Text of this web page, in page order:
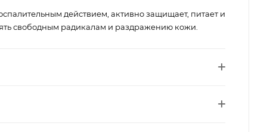
действием, активно защищает, питает и
свободным радикалам и раздражению кожи.